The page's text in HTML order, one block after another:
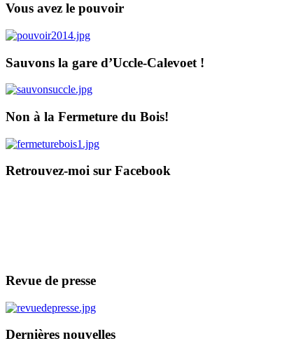
Vous avez le pouvoir
Sauvons la gare d’Uccle-Calevoet !
Non à la Fermeture du Bois!
Retrouvez-moi sur Facebook
Revue de presse
Dernières nouvelles